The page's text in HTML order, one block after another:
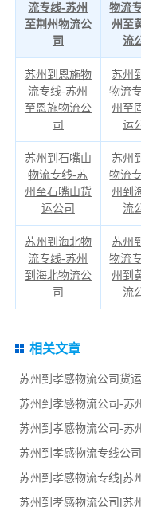
流专线-苏州
至荆州物流公
司
物流
州至
流
苏州到恩施物
流专线-苏州
至恩施物流公
司
苏州
物流
州至
运
苏州到石嘴山
物流专线-苏
州至石嘴山货
运公司
苏州
物流
州到
流
苏州到海北物
流专线-苏州
到海北物流公
司
苏州
物流
州到
流
相关文章
苏州到孝感物流公司货
苏州到孝感物流公司-苏
苏州到孝感物流公司-苏
苏州到孝感物流专线公
苏州到孝感物流专线|苏
苏州到孝感物流公司|苏